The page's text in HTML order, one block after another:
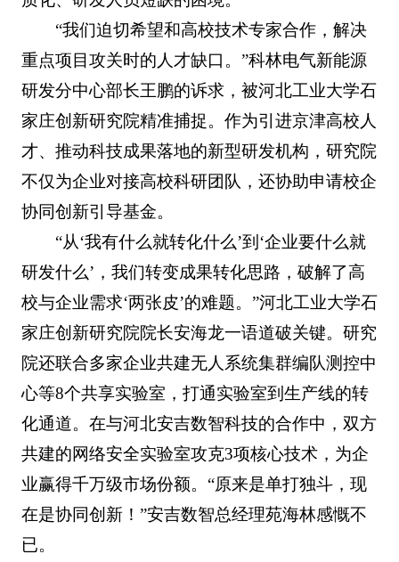
“我们迫切希望和高校技术专家合作，解决
重点项目攻关时的人才缺口。”科林电气新能源
研发分中心部长王鹏的诉求，被河北工业大学石
家庄创新研究院精准捕捉。作为引进京津高校人
才、推动科技成果落地的新型研发机构，研究院
不仅为企业对接高校科研团队，还协助申请校企
协同创新引导基金。
“从‘我有什么就转化什么’到‘企业要什么就
研发什么’，我们转变成果转化思路，破解了高
校与企业需求‘两张皮’的难题。”河北工业大学石
家庄创新研究院院长安海龙一语道破关键。研究
院还联合多家企业共建无人系统集群编队测控中
心等8个共享实验室，打通实验室到生产线的转
化通道。在与河北安吉数智科技的合作中，双方
共建的网络安全实验室攻克3项核心技术，为企
业赢得千万级市场份额。“原来是单打独斗，现
在是协同创新！”安吉数智总经理苑海林感慨不
已。